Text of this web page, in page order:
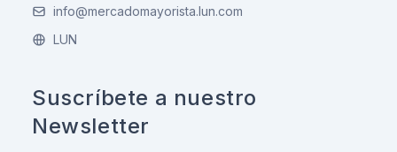
info@mercadomayorista.lun.com
LUN
Suscríbete a nuestro
Newsletter